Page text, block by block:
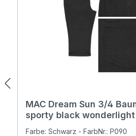
MAC Dream Sun 3/4
sporty black wonderlight
Farbe: Schwarz - FarbNr.: P090